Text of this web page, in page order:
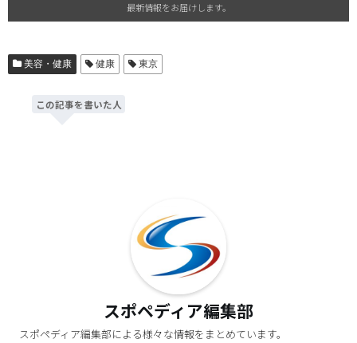
最新情報をお届けします。
美容・健康 健康 東京
この記事を書いた人
スポペディア編集部
スポペディア編集部による様々な情報をまとめています。